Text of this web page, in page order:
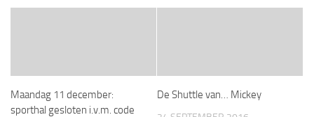
Maandag 11 december:
sporthal gesloten i.v.m. code
De Shuttle van… Mickey